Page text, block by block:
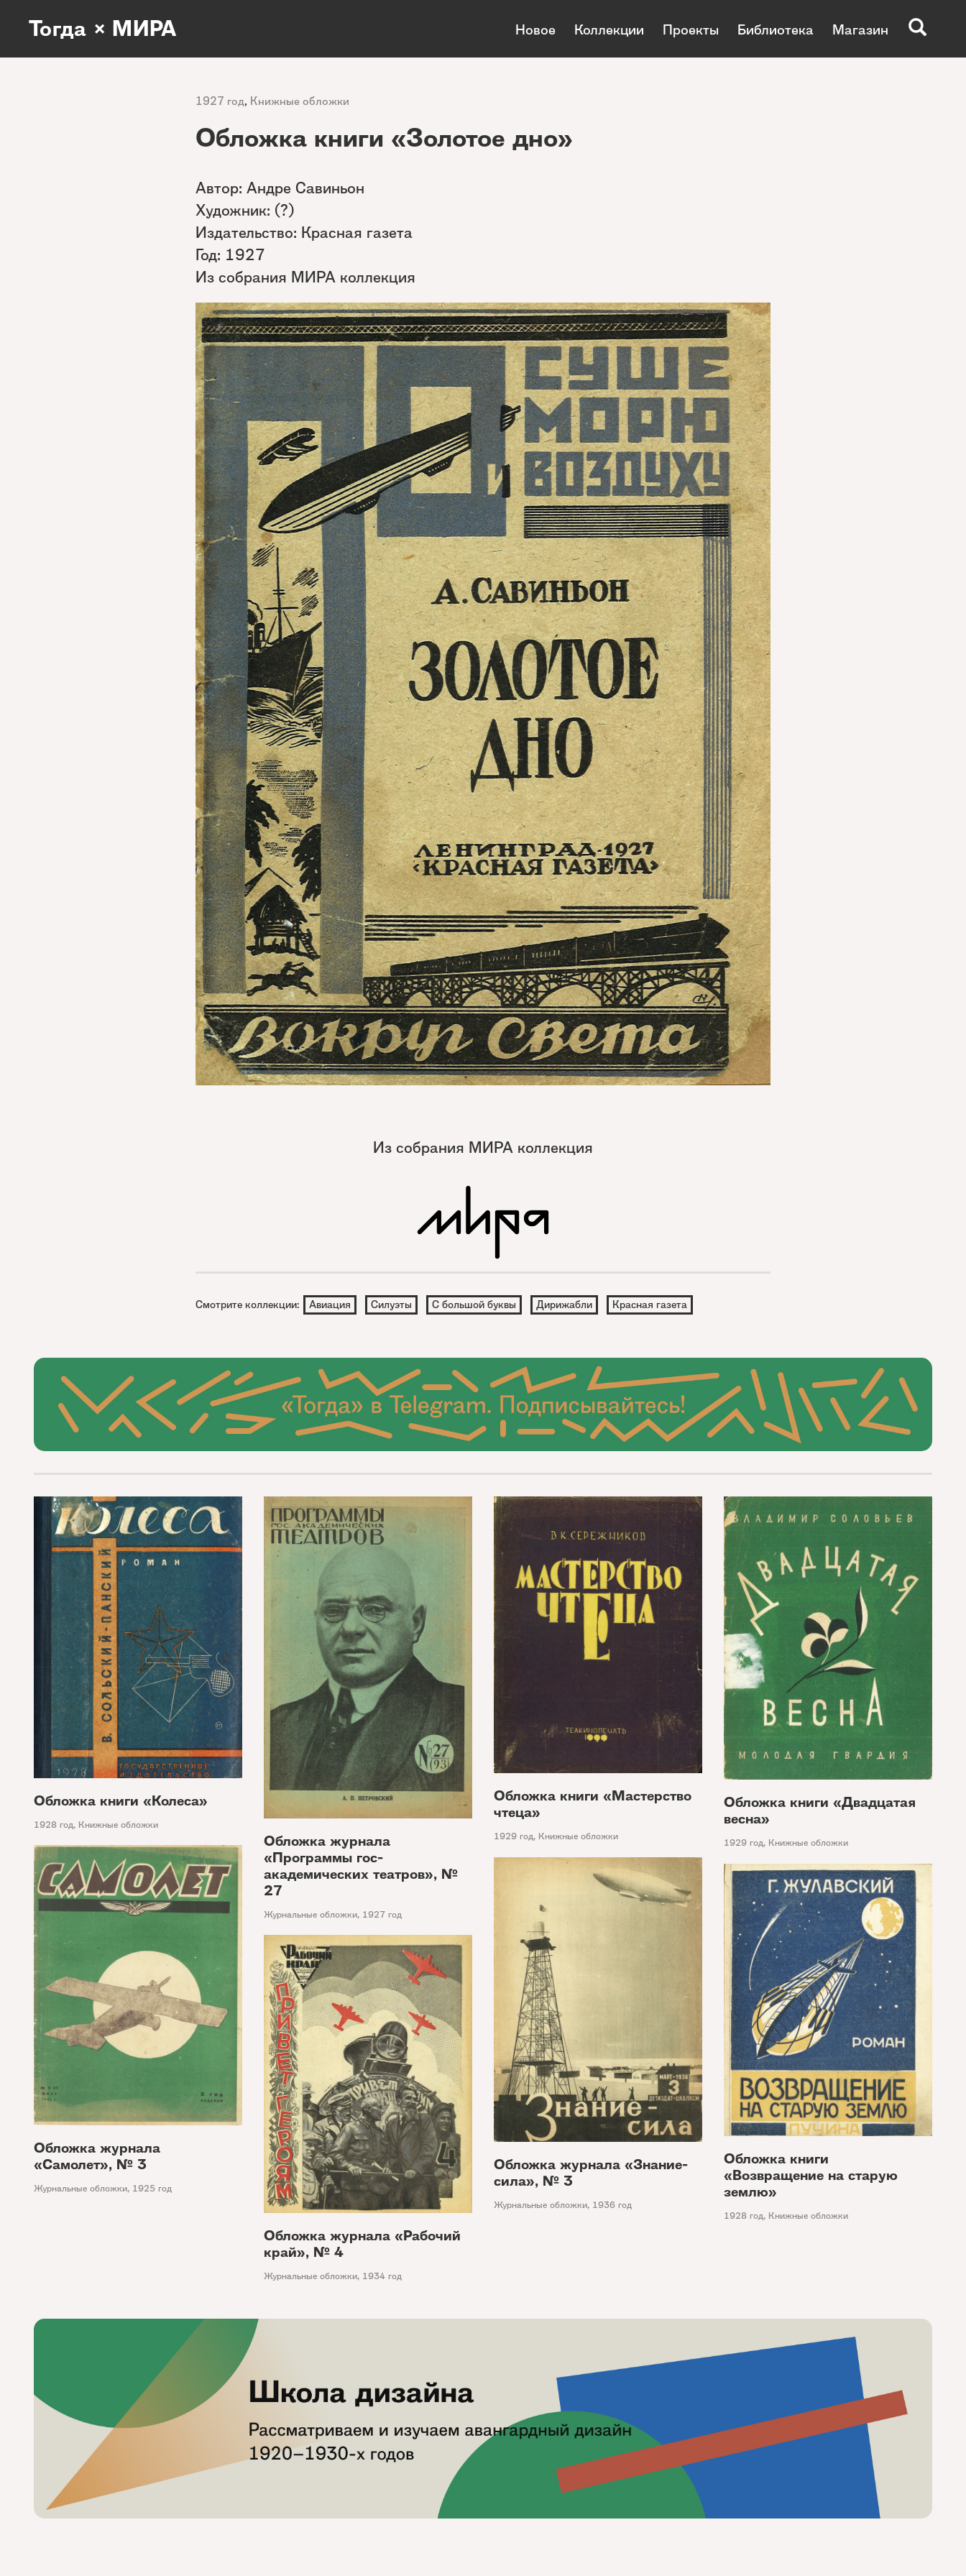
Тогда × МИРА Новое Коллекции Проекты Библиотека Магазин
1927 год, Книжные обложки
Обложка книги «Золотое дно»
Автор: Андре Савиньон
Художник: (?)
Издательство: Красная газета
Год: 1927
Из собрания МИРА коллекция
Из собрания МИРА коллекция
Смотрите коллекции: Авиация Силуэты С большой буквы Дирижабли Красная газета
Обложка книги «Колеса»
1928 год, Книжные обложки
Обложка журнала
«Программы гос-
академических театров», №
27
Журнальные обложки, 1927 год
Обложка книги «Мастерство
чтеца»
1929 год, Книжные обложки
Обложка книги «Двадцатая
весна»
1929 год, Книжные обложки
Обложка журнала
«Самолет», № 3
Журнальные обложки, 1925 год
Обложка журнала «Знание-
сила», № 3
Журнальные обложки, 1936 год
Обложка книги
«Возвращение на старую
землю»
1928 год, Книжные обложки
Обложка журнала «Рабочий
край», № 4
Журнальные обложки, 1934 год